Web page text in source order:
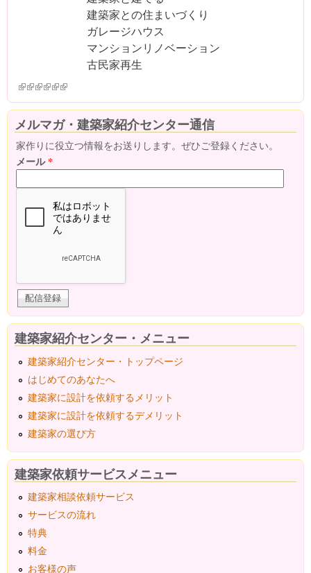
建築家との住まいづくり
ガレージハウス
マンションリノベーション
古民家再生
(link is external)
(link is external)
(link is external)
(link is external)
(link is external)
(link is external)
メルマガ・建築家紹介センター通信
家作りに役立つ情報をお送りします。ぜひご登録ください。
メール*
建築家紹介センター・メニュー
建築家紹介センター・トップページ
はじめてのあなたへ
建築家に設計を依頼するメリット
建築家に設計を依頼するデメリット
建築家の選び方
建築家依頼サービスメニュー
建築家相談依頼サービス
サービスの流れ
特典
料金
お客様の声